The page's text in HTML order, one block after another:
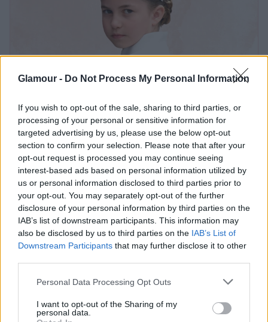
Glamour - Do Not Process My Personal Information
If you wish to opt-out of the sale, sharing to third parties, or
processing of your personal or sensitive information for
targeted advertising by us, please use the below opt-out
section to confirm your selection. Please note that after your
opt-out request is processed you may continue seeing
interest-based ads based on personal information utilized by
us or personal information disclosed to third parties prior to
your opt-out. You may separately opt-out of the further
disclosure of your personal information by third parties on the
IAB’s list of downstream participants. This information may
also be disclosed by us to third parties on the IAB’s List of
Downstream Participants that may further disclose it to other
Please note that this website/app uses one or more Google
not limited to your visit or usage behaviour. You may click to
grant or deny consent to Google and its third-party tags to
Personal Data Processing Opt Outs
I want to opt-out of the Sharing of my
personal data.
Sarolta hercegnő édesanyja
nyomdokaiba lépett: pont olyan
stílusosan viseli ezt a kiegészítőt,
mint Katalin hercegné
Éppen ezért, a szakértő szerintKatalin hercegné és
Vilmos számára nagyon fontos, hogySarolta
hercegnőne menjen keresztül ugyanezen és arra
törekszenek, hogy a gyermekeik megtalálják a
tökéletes egyensúlyt a királyi kötelességek és a
illeti, egyelőre az tűnik valószínűnek, hogy Sarolta
egy nap megkapja a királyi hercegnő címet, és a 74
éves Anna hercegnő (II. Erzsébet királynő lánya)